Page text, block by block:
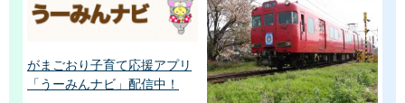
がまごおり子育て応援アプリ
「うーみんナビ」配信中！